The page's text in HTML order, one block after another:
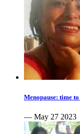
Menopause: time
— May 27 2023